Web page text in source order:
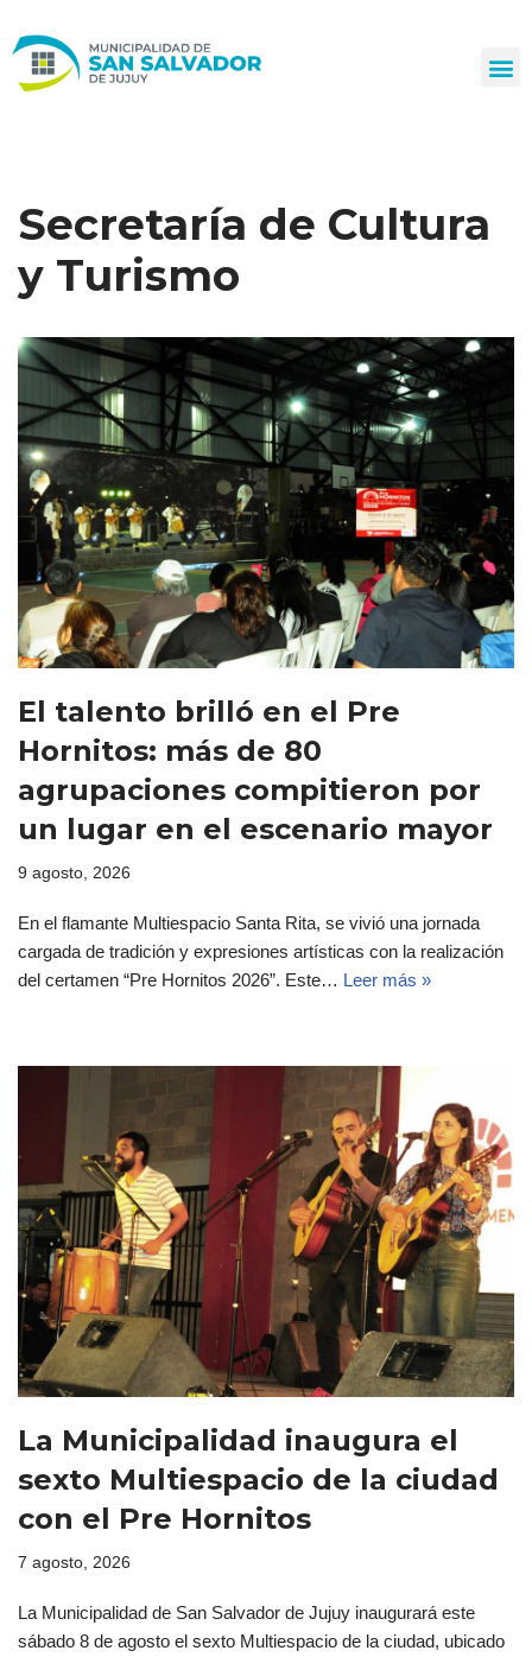
al
Secretaría de Cultura
y Turismo
El talento brilló en el Pre
Hornitos: más de 80
agrupaciones compitieron por
un lugar en el escenario mayor
9 agosto, 2026
En el flamante Multiespacio Santa Rita, se vivió una jornada
cargada de tradición y expresiones artísticas con la realización
del certamen “Pre Hornitos 2026”. Este… Leer más »
La Municipalidad inaugura el
sexto Multiespacio de la ciudad
con el Pre Hornitos
7 agosto, 2026
La Municipalidad de San Salvador de Jujuy inaugurará este
sábado 8 de agosto el sexto Multiespacio de la ciudad, ubicado